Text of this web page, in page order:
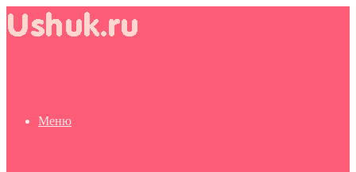
Меню